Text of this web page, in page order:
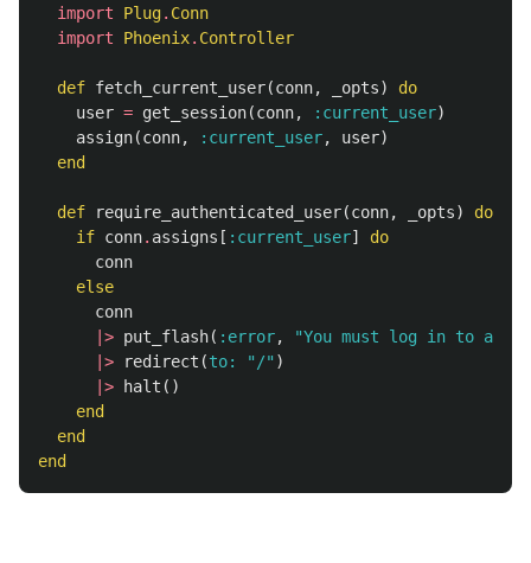
import
Plug. Conn
import
Phoenix. Controller
def fetch_current_user(conn, _opts)
do
user = get_session(conn, :current_user)
assign(conn, :current_user, user)
end
def require_authenticated_user(conn, _opts)
do
if conn. assigns [ :current_user]
do
conn
else
conn
|> put_flash( :error,
"You must log in to
|>
redirect (to: "/" )
|>
halt ()
end
end
end